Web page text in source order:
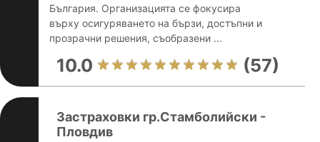
България. Организацията се фокусира
върху осигуряването на бързи, достъпни и
прозрачни решения, съобразени ...
10.0 (57)
Застраховки гр.Стамболийски -
Пловдив